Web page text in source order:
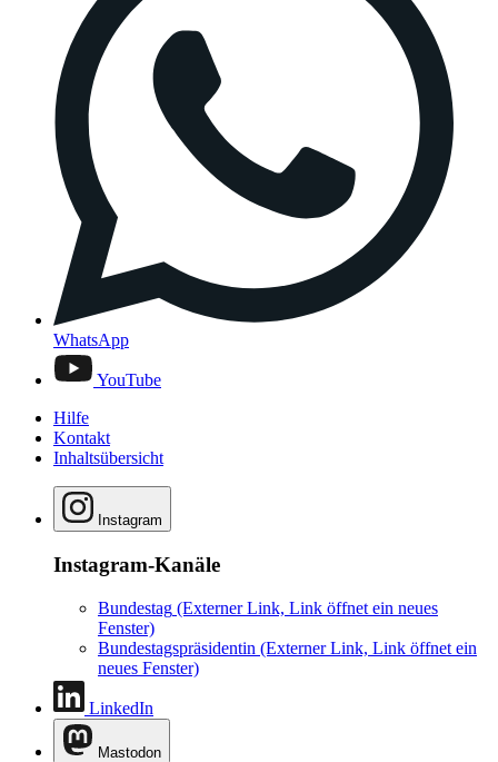
WhatsApp
YouTube
Hilfe
Kontakt
Inhaltsübersicht
Instagram
Instagram-Kanäle
Bundestag (Externer Link, Link öffnet ein neues
Fenster)
Bundestagspräsidentin (Externer Link, Link öffnet ein
neues Fenster)
LinkedIn
Mastodon